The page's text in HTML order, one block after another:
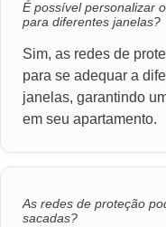
É possível personalizar
para diferentes janelas?
Sim, as redes de
para se adequar a
janelas, garantindo
em seu apartamento.
As redes de proteção
sacadas?